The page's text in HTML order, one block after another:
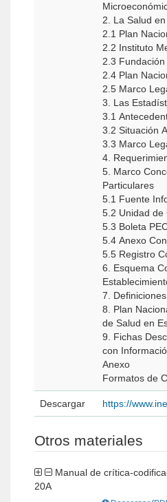
2. La Salud
2.1 Plan
2.2 Instituto
2.3
2.4 Plan
2.5 Marco
3. Las
3.1
3.2 Situación
3.3 Marco
4.
5. Marco
Particulares
5.1 Fuente
5.2 Unidad de
5.3 Boleta
5.4 Anexo
5.5 Registro
6. Esquema
7.
8. Plan
de Salud en
9. Fichas
con
Anexo
Formatos de
Descargar https://
Otros materiales
20A